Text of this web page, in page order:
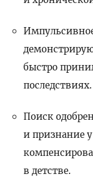
быстро
последствиях.
Поиск
и признание
в детстве.